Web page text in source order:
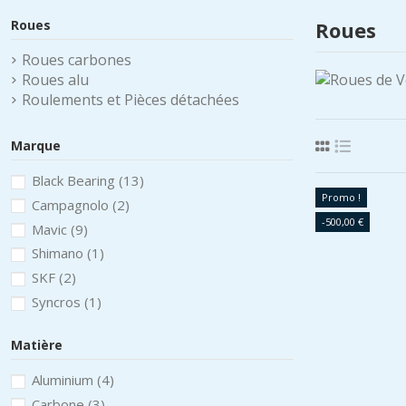
Roues
Promo !
-500,00 €
Roues
Roues carbones
Roues alu
Roulements et Pièces détachées
Marque
Black Bearing (13)
Campagnolo (2)
Mavic (9)
Shimano (1)
SKF (2)
Syncros (1)
Matière
Aluminium (4)